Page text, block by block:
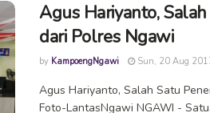
Agus Hariyanto,
dari Polres Ngawi
by KampoengNgawi Sun, 20 Aug
Agus Hariyanto, Salah Satu
Foto-LantasNgawi NGAWI -